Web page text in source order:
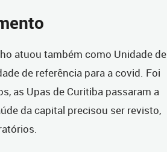
atuou também como Unidade de
de referência para a covid. Foi
as Upas de Curitiba passaram a
da capital precisou ser revisto,